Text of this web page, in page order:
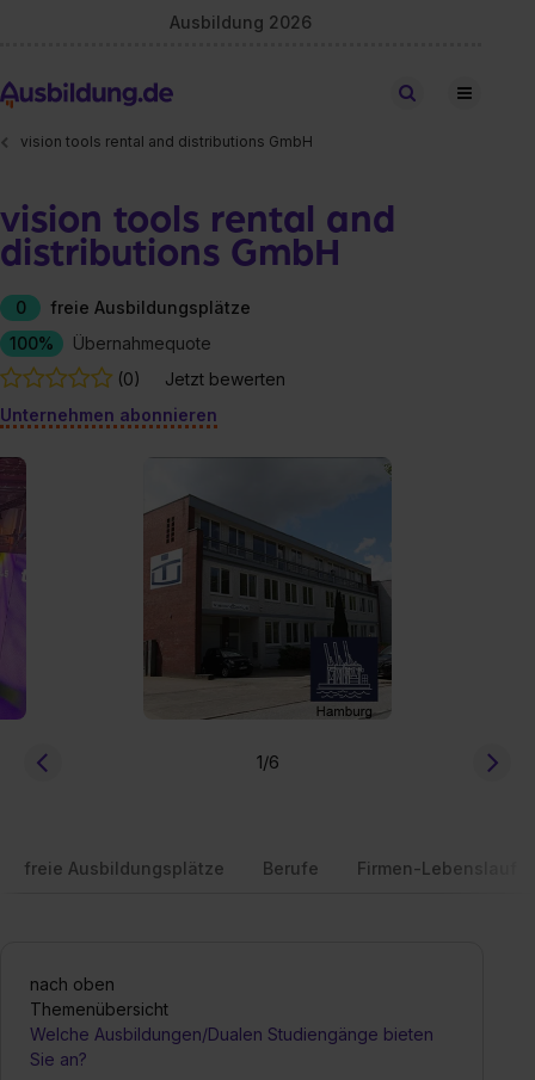
Ausbildung 2026
Stellen finden
vision tools rental and distributions GmbH
vision tools rental and
distributions GmbH
0
freie Ausbildungsplätze
100%
Übernahmequote
(0)
Jetzt bewerten
Unternehmen abonnieren
1/6
freie Ausbildungsplätze Berufe Firmen-Lebenslauf
nach oben
Themenübersicht
Welche Ausbildungen/Dualen Studiengänge bieten
Sie an?